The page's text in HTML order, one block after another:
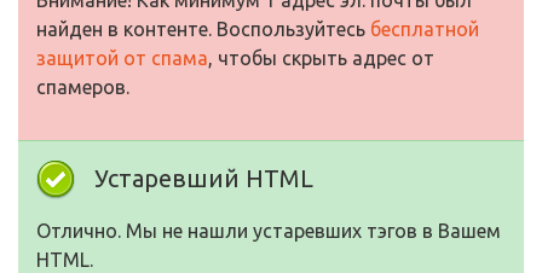
найден в контенте. Воспользуйтесь бесплатной
защитой от спама, чтобы скрыть адрес от
спамеров.
Устаревший HTML
Отлично. Мы не нашли устаревших тэгов в Вашем
HTML.